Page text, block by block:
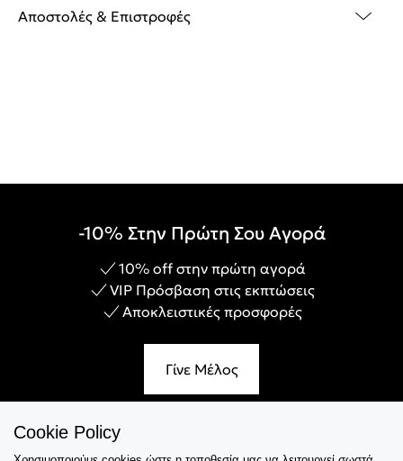
Αποστολές & Επιστροφές
-10% Στην Πρώτη Σου Αγορά
10% off στην πρώτη αγορά
VIP Πρόσβαση στις εκπτώσεις
Αποκλειστικές προσφορές
Γίνε Μέλος
Cookie Policy